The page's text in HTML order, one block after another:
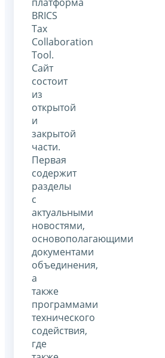
BRICS
Tax
Collaboration
Tool.
Сайт
состоит
из
открытой
и
закрытой
части.
Первая
содержит
разделы
с
актуальными
новостями,
основополагающими
документами
объединения,
а
также
программами
технического
содействия,
где